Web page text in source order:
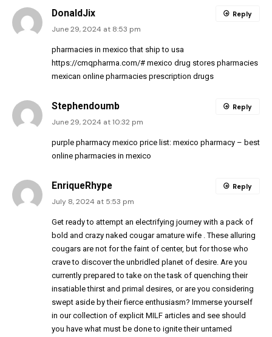
DonaldJix
June 29, 2024 at 8:53 pm
pharmacies in mexico that ship to usa
https://cmqpharma.com/# mexico drug stores pharmacies
mexican online pharmacies prescription drugs
Reply
Stephendoumb
June 29, 2024 at 10:32 pm
purple pharmacy mexico price list: mexico pharmacy – best
online pharmacies in mexico
Reply
EnriqueRhype
July 8, 2024 at 5:53 pm
Get ready to attempt an electrifying journey with a pack of
bold and crazy naked cougar amature wife . These alluring
cougars are not for the faint of center, but for those who
crave to discover the unbridled planet of desire. Are you
currently prepared to take on the task of quenching their
insatiable thirst and primal desires, or are you considering
swept aside by their fierce enthusiasm? Immerse yourself
in our collection of explicit MILF articles and see should
you have what must be done to ignite their untamed
Reply